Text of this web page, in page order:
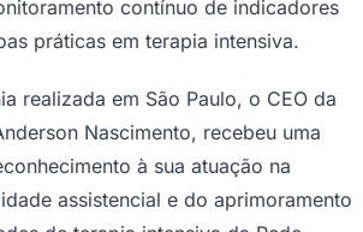
realizada em São Paulo, o CEO da
à sua atuação na
assistencial e do aprimoramento
de terapia intensiva da Rede.
reforça a estratégia